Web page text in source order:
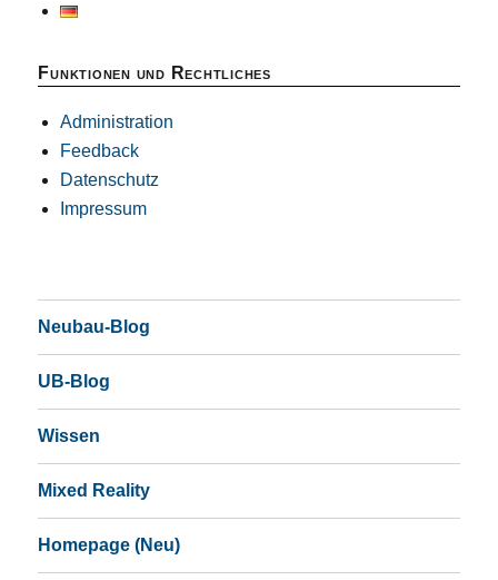
Funktionen und Rechtliches
Administration
Feedback
Datenschutz
Impressum
Neubau-Blog
UB-Blog
Wissen
Mixed Reality
Homepage (Neu)